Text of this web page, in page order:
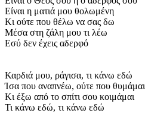
Είναι η ματιά μου θολωμένη
Κι ούτε που θέλω να σας δω
Μέσα στη ζάλη μου τι λέω
Εσύ δεν έχεις αδερφό
Καρδιά μου, ράγισα, τι κάνω εδώ
Ίσα που αναπνέω, ούτε που θυμάμαι
Κι έξω από το σπίτι σου κοιμάμαι
Τι κάνω εδώ, τι κάνω εδώ